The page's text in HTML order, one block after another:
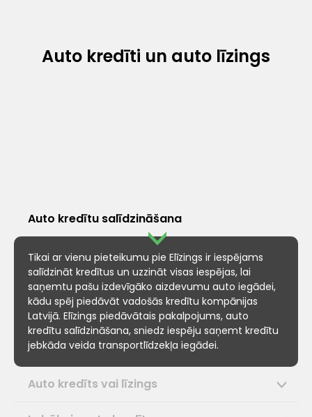
Auto kredīti un auto līzings
Auto kredītu salīdzināšana
Tikai ar vienu pieteikumu pie Elīzings ir iespējams
salīdzināt kredītus un uzzināt visas iespējas, lai
saņemtu pašu izdevīgāko aizdevumu auto iegādei,
kādu spēj piedāvāt vadošās kredītu kompānijas
Latvijā. Elīzings piedāvātais pakalpojums, auto
kredītu salīdzināšana, sniedz iespēju saņemt kredītu
jebkāda veida transportlīdzekļa iegādei.
Auto kredīts vai līzings